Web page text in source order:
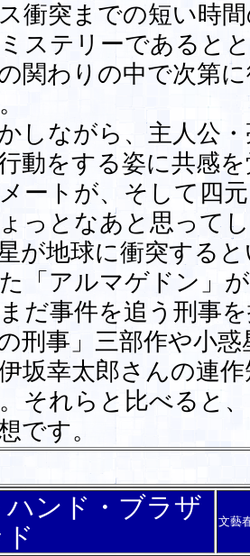
衝突までの短い時
ステリーであると
関わりの中で次第
ながら、主人公・
動をする姿に共感
ートが、そして四
っとなあと思って
が地球に衝突する
「アルマゲドン」
だ事件を追う刑事
の刑事」三部作や小
坂幸太郎さんの連
それらと比べると
です。
ハンド・ブラザ
文藝